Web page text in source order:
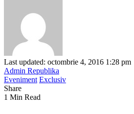
Last updated: octombrie 4, 2016 1:28 pm
Admin Republika
Eveniment Exclusiv
Share
1 Min Read